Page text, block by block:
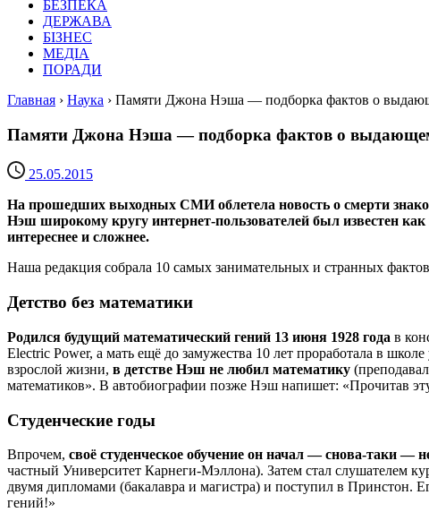
БЕЗПЕКА
ДЕРЖАВА
БІЗНЕС
МЕДІА
ПОРАДИ
Главная › Наука › Памяти Джона Нэша — подборка фактов о
Памяти Джона Нэша — подборка фактов о
25.05.2015
На прошедших выходных СМИ облетела новость о смерти
Нэш широкому кругу интернет-пользователей был известен
интереснее и сложнее.
Наша редакция собрала 10 самых занимательных и странных
Детство без математики
Родился будущий математический гений 13 июня 1928 года в
Electric Power, а мать ещё до замужества 10 лет проработала в
взрослой жизни, в детстве Нэш не любил математику
математиков». В автобиографии позже Нэш напишет: «Прочитав
Студенческие годы
Впрочем, своё студенческое обучение он начал — снова-таки —
частный Университет Карнеги-Мэллона). Затем стал слушателем
двумя дипломами (бакалавра и магистра) и поступил в Принстон.
гений!»